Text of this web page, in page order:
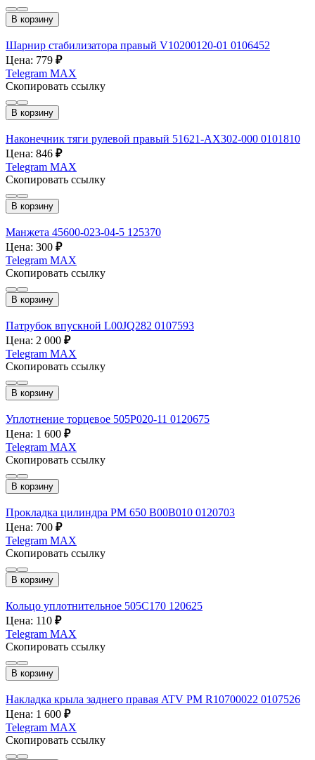
В корзину
Шарнир стабилизатора правый V10200120-01 0106452
Цена: 779 ₽
Telegram MAX
Скопировать ссылку
В корзину
Наконечник тяги рулевой правый 51621-AX302-000 0101810
Цена: 846 ₽
Telegram MAX
Скопировать ссылку
В корзину
Манжета 45600-023-04-5 125370
Цена: 300 ₽
Telegram MAX
Скопировать ссылку
В корзину
Патрубок впускной L00JQ282 0107593
Цена: 2 000 ₽
Telegram MAX
Скопировать ссылку
В корзину
Уплотнение торцевое 505P020-11 0120675
Цена: 1 600 ₽
Telegram MAX
Скопировать ссылку
В корзину
Прокладка цилиндра РМ 650 B00B010 0120703
Цена: 700 ₽
Telegram MAX
Скопировать ссылку
В корзину
Кольцо уплотнительное 505C170 120625
Цена: 110 ₽
Telegram MAX
Скопировать ссылку
В корзину
Накладка крыла заднего правая ATV РМ R10700022 0107526
Цена: 1 600 ₽
Telegram MAX
Скопировать ссылку